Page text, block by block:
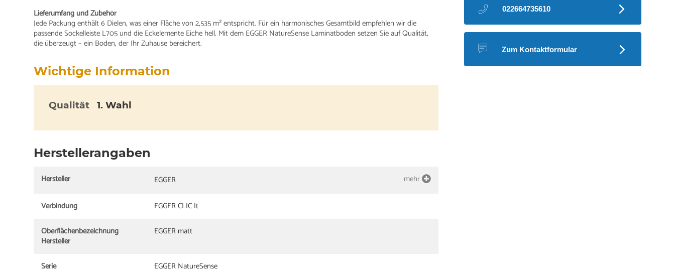
Lieferumfang und Zubehör
Jede Packung enthält 6 Dielen, was einer Fläche von 2,535 m² entspricht. Für ein harmonisches Gesamtbild empfehlen wir die
passende Sockelleiste L705 und die Eckelemente Eiche hell. Mit dem EGGER NatureSense Laminatboden setzen Sie auf Qualität,
die überzeugt – ein Boden, der Ihr Zuhause bereichert.
Wichtige Information
Qualität 1. Wahl
Herstellerangaben
Hersteller EGGER mehr
Verbindung
EGGER CLIC It
Oberflächenbezeichnung
Hersteller
EGGER matt
Serie EGGER NatureSense
022664735610
Zum Kontaktformular